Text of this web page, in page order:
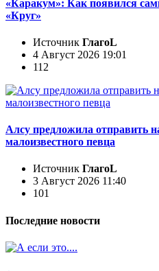
«Каракум»: Как появился
«Круг»
Источник ГлагоL
4 Август 2026 19:01
112
Алсу предложила отправить
малоизвестного певца
Источник ГлагоL
3 Август 2026 11:40
101
Последние новости